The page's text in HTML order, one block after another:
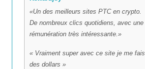
Un des meilleurs sites PTC en crypto.
De nombreux clics quotidiens, avec une
rémunération très intéressante.
Vraiment super avec ce site je me fais
des dollars